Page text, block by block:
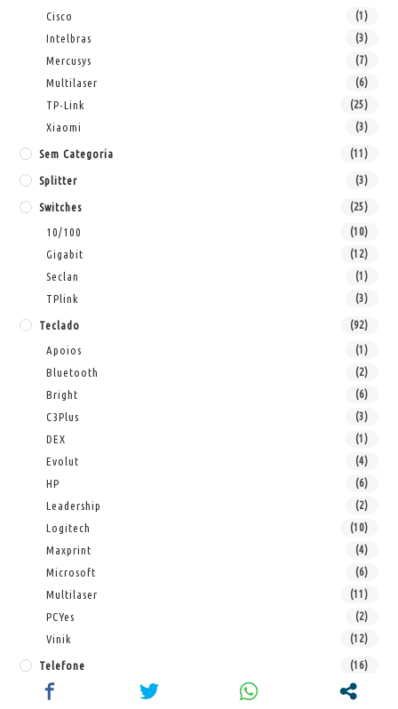
Cisco (1)
Intelbras (3)
Mercusys (7)
Multilaser (6)
TP-Link (25)
Xiaomi (3)
Sem Categoria (11)
Splitter (3)
Switches (25)
10/100 (10)
Gigabit (12)
Seclan (1)
TPlink (3)
Teclado (92)
Apoios (1)
Bluetooth (2)
Bright (6)
C3Plus (3)
DEX (1)
Evolut (4)
HP (6)
Leadership (2)
Logitech (10)
Maxprint (4)
Microsoft (6)
Multilaser (11)
PCYes (2)
Vinik (12)
Telefone (16)
Elgin (3)